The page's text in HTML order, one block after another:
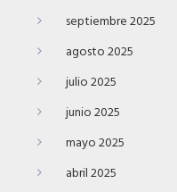
septiembre 2025
agosto 2025
julio 2025
junio 2025
mayo 2025
abril 2025